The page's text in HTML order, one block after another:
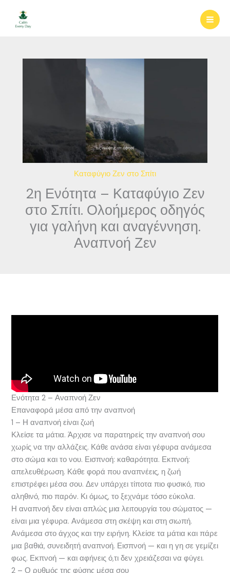
περιεχόμενο
Καταφύγιο Ζεν στο Σπίτι
2η Ενότητα – Καταφύγιο Ζεν
στο Σπίτι. Ολοήμερος οδηγός
για γαλήνη και αναγέννηση.
Αναπνοή Ζεν
Ενότητα 2 – Αναπνοή Ζεν
Επαναφορά μέσα από την αναπνοή
1 – Η αναπνοή είναι ζωή
Κλείσε τα μάτια. Άρχισε να παρατηρείς την αναπνοή σου
χωρίς να την αλλάζεις. Κάθε ανάσα είναι γέφυρα ανάμεσα
στο σώμα και το νου. Εισπνοή: καθαρότητα. Εκπνοή:
απελευθέρωση. Κάθε φορά που αναπνέεις, η ζωή
επιστρέφει μέσα σου. Δεν υπάρχει τίποτα πιο φυσικό, πιο
αληθινό, πιο παρόν. Κι όμως, το ξεχνάμε τόσο εύκολα.
Η αναπνοή δεν είναι απλώς μια λειτουργία του σώματος —
είναι μια γέφυρα. Ανάμεσα στη σκέψη και στη σιωπή.
Ανάμεσα στο άγχος και την ειρήνη. Κλείσε τα μάτια και πάρε
μια βαθιά, συνειδητή αναπνοή. Εισπνοή — και η γη σε γεμίζει
φως. Εκπνοή — και αφήνεις ό,τι δεν χρειάζεσαι να φύγει.
2 – Ο ρυθμός της φύσης μέσα σου